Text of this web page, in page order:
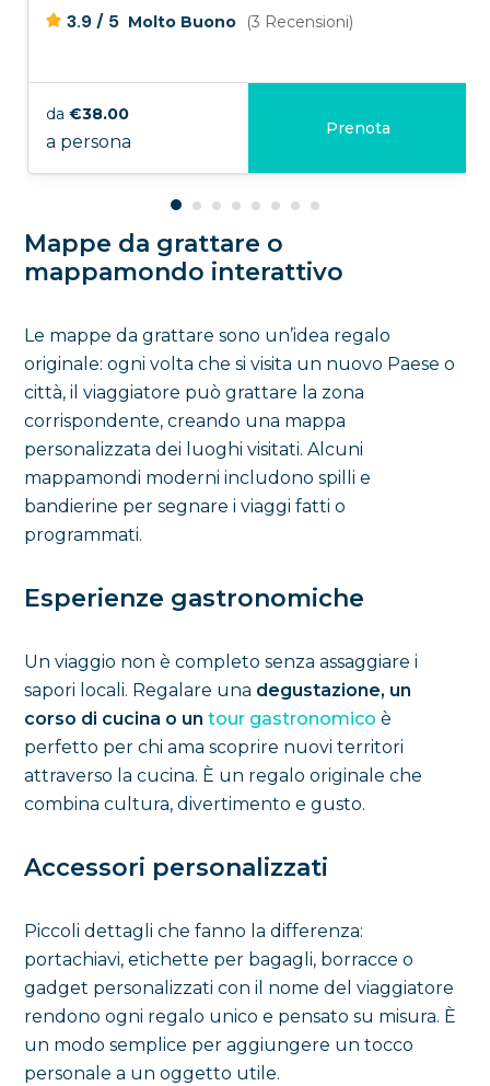
3.9 / 5 Molto Buono (3 Recensioni)
da €38.00
a persona
Prenota
Mappe da grattare o
mappamondo interattivo
Le mappe da grattare sono un’idea regalo
originale: ogni volta che si visita un nuovo Paese o
città, il viaggiatore può grattare la zona
corrispondente, creando una mappa
personalizzata dei luoghi visitati. Alcuni
mappamondi moderni includono spilli e
bandierine per segnare i viaggi fatti o
programmati.
Esperienze gastronomiche
Un viaggio non è completo senza assaggiare i
sapori locali. Regalare una degustazione, un
corso di cucina o un tour gastronomico è
perfetto per chi ama scoprire nuovi territori
attraverso la cucina. È un regalo originale che
combina cultura, divertimento e gusto.
Accessori personalizzati
Piccoli dettagli che fanno la differenza:
portachiavi, etichette per bagagli, borracce o
gadget personalizzati con il nome del viaggiatore
rendono ogni regalo unico e pensato su misura. È
un modo semplice per aggiungere un tocco
personale a un oggetto utile.